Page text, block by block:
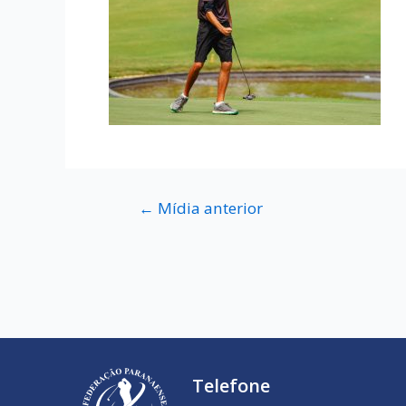
← Mídia anterior
Telefone